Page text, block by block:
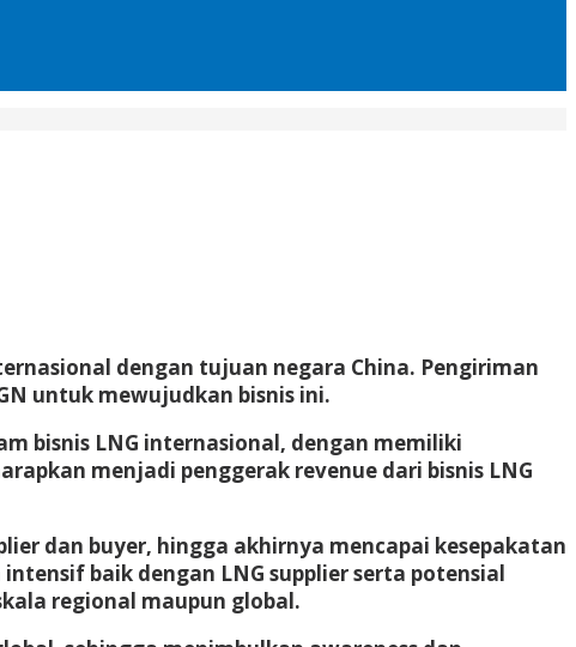
dengan tujuan negara China. Pengiriman
untuk mewujudkan bisnis ini.
bisnis LNG internasional, dengan memiliki
menjadi penggerak revenue dari bisnis LNG
dan buyer, hingga akhirnya mencapai kesepakatan
baik dengan LNG supplier serta potensial
regional maupun global.